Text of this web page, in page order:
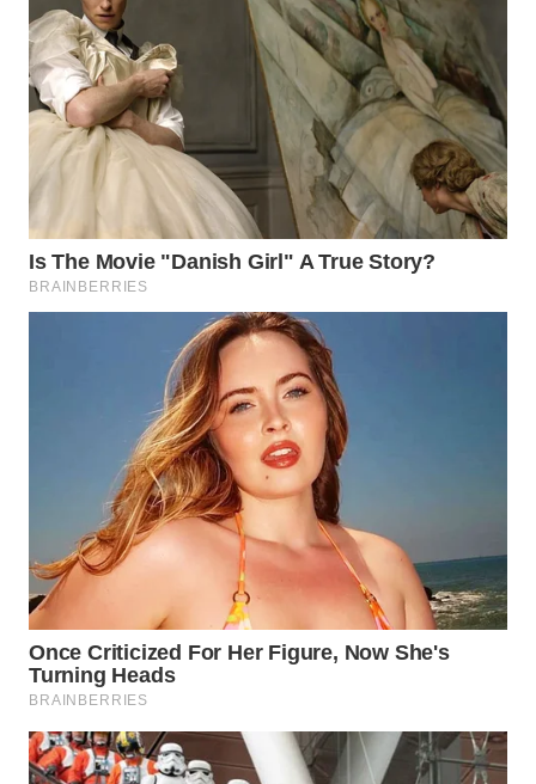
SUBANG
WN
SUKABUMI
WN
PURWAKARTA
WN
PRIANGAN
WN
BOROBUDUR
WN
MADURA
SURABAYA